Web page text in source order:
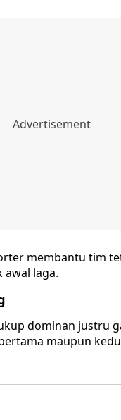
membantu tim
awal laga.
dominan justru
maupun